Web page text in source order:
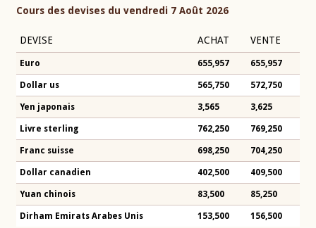
Cours des devises du vendredi 7 Août 2026
DEVISE ACHAT VENTE
Euro 655,957 655,957
Dollar us 565,750 572,750
Yen japonais 3,565 3,625
Livre sterling 762,250 769,250
Franc suisse 698,250 704,250
Dollar canadien 402,500 409,500
Yuan chinois 83,500 85,250
Dirham Emirats Arabes Unis 153,500 156,500